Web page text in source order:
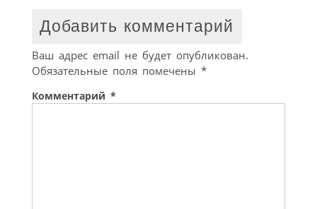
Добавить комментарий
Ваш адрес email не будет опубликован.
Обязательные поля помечены *
Комментарий *